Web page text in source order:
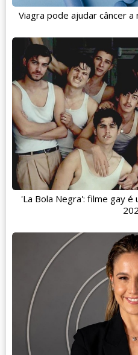
Viagra pode ajudar câncer
'La Bola Negra': filme gay